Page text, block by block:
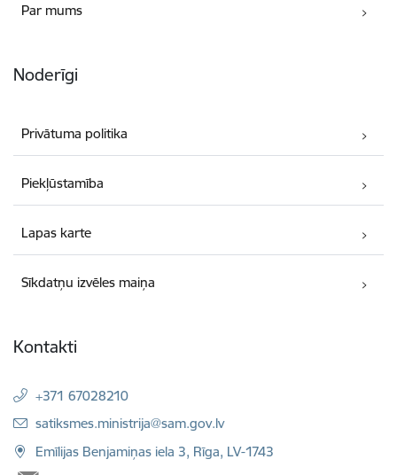
Par mums
Noderīgi
Privātuma politika
Piekļūstamība
Lapas karte
Sīkdatņu izvēles maiņa
Kontakti
+371 67028210
E-pasts:
satiksmes.ministrija@sam.gov.lv
Emīlijas Benjamiņas iela 3, Rīga, LV-1743